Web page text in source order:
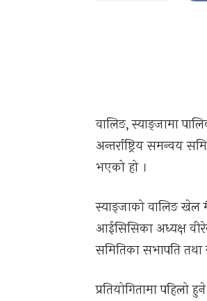
वालिङ, स्याङ्जामा
अन्तर्राष्ट्रिय
भएको हो ।
स्याङ्जाको वालिङ खेल
आईसिसिका अध्यक्ष
समितिका सभापति
प्रतियोगितामा